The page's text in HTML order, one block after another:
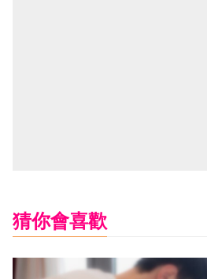
猜你會喜歡